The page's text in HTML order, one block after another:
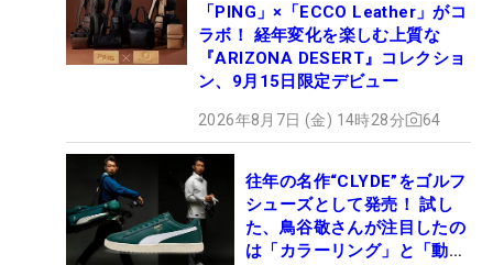
「PING」×「ECCO Leather」がコ
ラボ！ 経年変化を楽しむ上質な
『ARIZONA DESERT』コレクショ
ン、9月15日限定デビュー
2026年8月7日 (金) 14時28分 64
往年の名作“CLYDE”をゴルフ
シューズとして発売！ 試し
た、鳥谷敬さんが注目したの
は「カラーリング」と「動き